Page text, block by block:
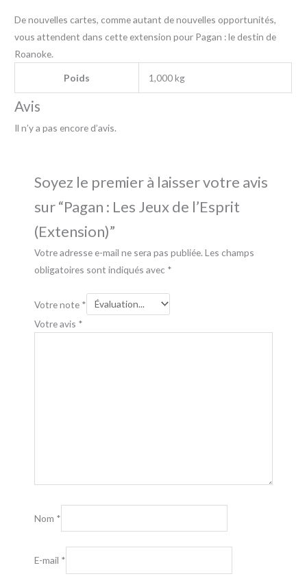
De nouvelles cartes, comme autant de nouvelles opportunités,
vous attendent dans cette extension pour Pagan : le destin de
Roanoke.
Poids 1,000 kg
Avis
Il n’y a pas encore d’avis.
Soyez le premier à laisser votre avis
sur “Pagan : Les Jeux de l’Esprit
(Extension)”
Votre adresse e-mail ne sera pas publiée. Les champs
obligatoires sont indiqués avec *
Votre note *
Votre avis *
Nom *
E-mail *